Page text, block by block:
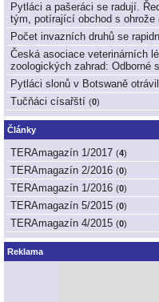
Pytláci a pašeráci se radují.
tým, potírající obchod s ohrože
Počet invazních druhů se
Česká asociace veterinárních
zoologických zahrad: Odborné
Pytláci slonů v Botswaně
Tučňáci císařští (0)
Články
TERAmagazín 1/2017 (4)
TERAmagazín 2/2016 (0)
TERAmagazín 1/2016 (0)
TERAmagazín 5/2015 (0)
TERAmagazín 4/2015 (0)
Reklama